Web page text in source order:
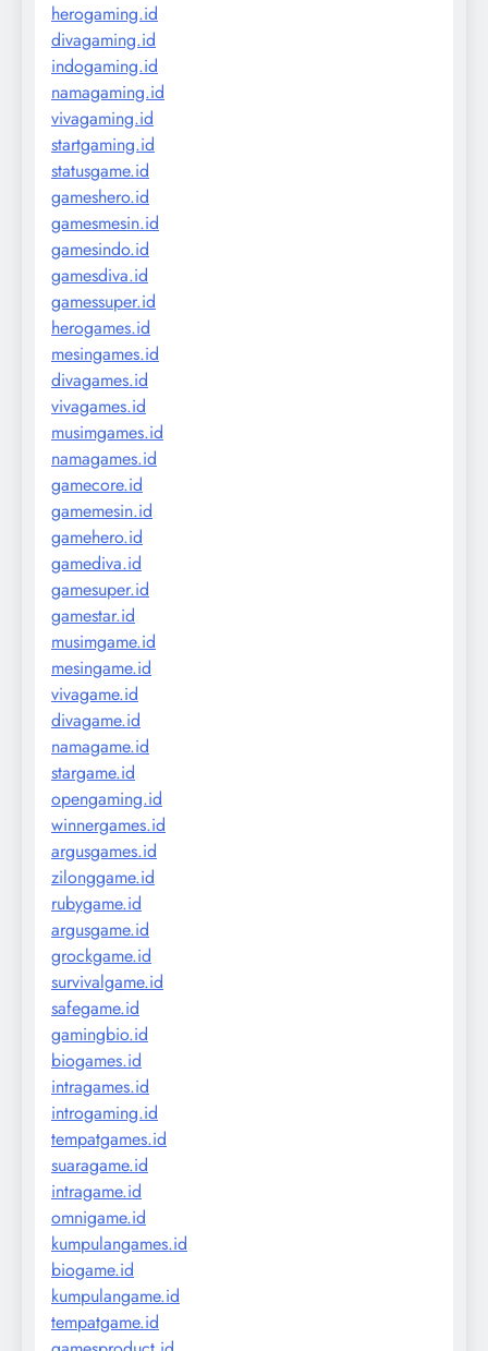
herogaming.id
divagaming.id
indogaming.id
namagaming.id
vivagaming.id
startgaming.id
statusgame.id
gameshero.id
gamesmesin.id
gamesindo.id
gamesdiva.id
gamessuper.id
herogames.id
mesingames.id
divagames.id
vivagames.id
musimgames.id
namagames.id
gamecore.id
gamemesin.id
gamehero.id
gamediva.id
gamesuper.id
gamestar.id
musimgame.id
mesingame.id
vivagame.id
divagame.id
namagame.id
stargame.id
opengaming.id
winnergames.id
argusgames.id
zilonggame.id
rubygame.id
argusgame.id
grockgame.id
survivalgame.id
safegame.id
gamingbio.id
biogames.id
intragames.id
introgaming.id
tempatgames.id
suaragame.id
intragame.id
omnigame.id
kumpulangames.id
biogame.id
kumpulangame.id
tempatgame.id